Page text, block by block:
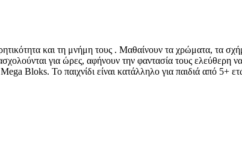
και τη μνήμη τους . Μαθαίνουν τα χρώματα, τα
για ώρες, αφήνουν την φαντασία τους ελεύθερη
Bloks. Το παιχνίδι είναι κατάλληλο για παιδιά από 5+